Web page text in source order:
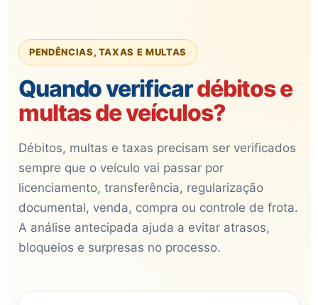
PENDÊNCIAS, TAXAS E MULTAS
Quando verificardébitos e
multas de veículos?
Débitos, multas e taxas precisam ser verificados
sempre que o veículo vai passar por
licenciamento, transferência, regularização
documental, venda, compra ou controle de frota.
A análise antecipada ajuda a evitar atrasos,
bloqueios e surpresas no processo.